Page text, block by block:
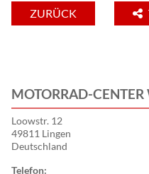
ZURÜCK
MOTORRAD-
Loowstr. 12
49811 Lingen
Deutschland
Telefon: